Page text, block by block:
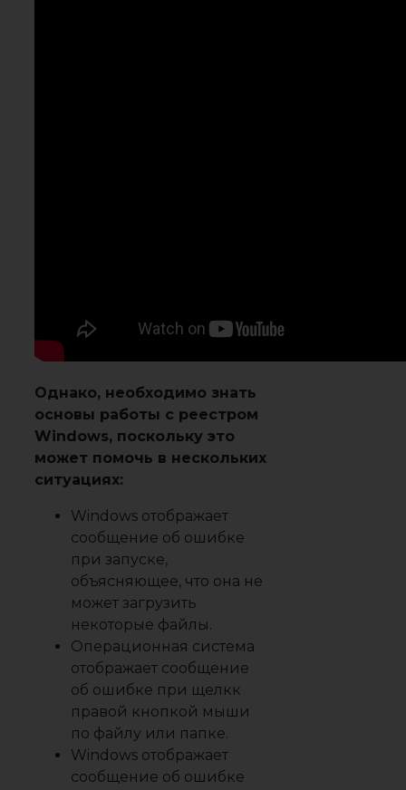
Однако, необходимо знать
основы работы с реестром
Windows, поскольку это
может помочь в нескольких
ситуациях:
Windows отображает
сообщение об ошибке
при запуске,
объясняющее, что она не
может загрузить
некоторые файлы.
Операционная система
отображает сообщение
об ошибке при щелкк
правой кнопкой мыши
по файлу или папке.
Windows отображает
сообщение об ошибке